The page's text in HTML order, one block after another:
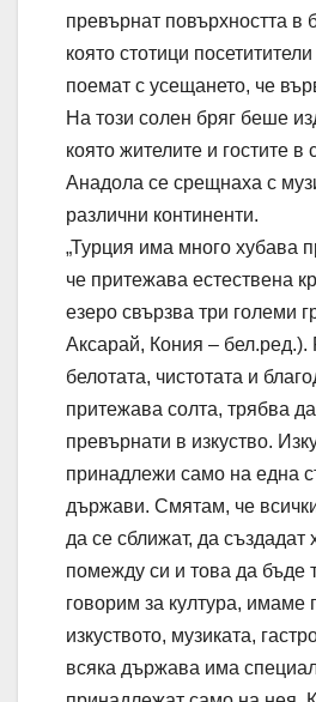
превърнат повърхността в
която стотици
поемат с усещането, че
На този солен бряг беше
която жителите и гостите в
Анадола се срещнаха с
различни континенти.
„Турция има много хубава
че притежава естествена
езеро свързва три големи
Аксарай, Кония –
белотата, чистотата и
притежава солта, трябва
превърнати в изкуство.
принадлежи само на една
държави. Смятам, че
да се сближат, да създадат
помежду си и това да бъде
говорим за култура, имаме
изкуството, музиката,
всяка държава има